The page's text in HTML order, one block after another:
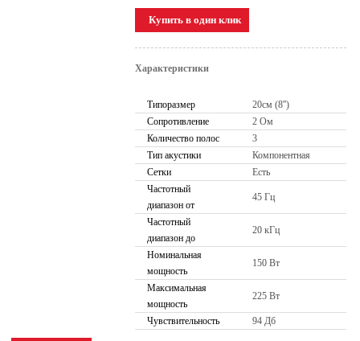
Характеристики
Типоразмер
20см (8'')
Сопротивление
2 Ом
Количество полос
3
Тип акустики
Компонентная
Сетки
Есть
Частотный
диапазон от
45 Гц
Частотный
диапазон до
20 кГц
Номинальная
мощность
150 Вт
Максимальная
мощность
225 Вт
Чувствительность 94 Дб